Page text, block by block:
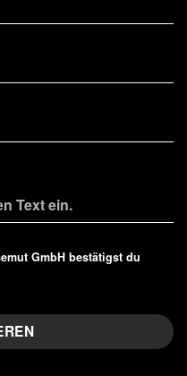
GmbH bestätigst du